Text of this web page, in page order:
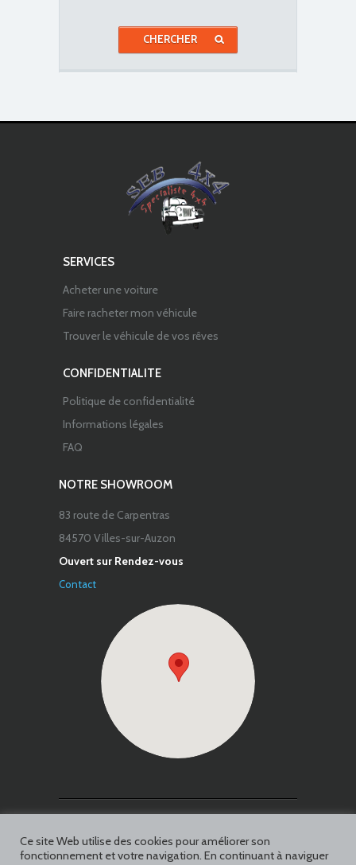
SERVICES
Acheter une voiture
Faire racheter mon véhicule
Trouver le véhicule de vos rêves
CONFIDENTIALITE
Politique de confidentialité
Informations légales
FAQ
NOTRE SHOWROOM
83 route de Carpentras
84570 Villes-sur-Auzon
Ouvert sur Rendez-vous
Contact
Ce site Web utilise des cookies pour améliorer son
fonctionnement et votre navigation. En continuant à naviguer